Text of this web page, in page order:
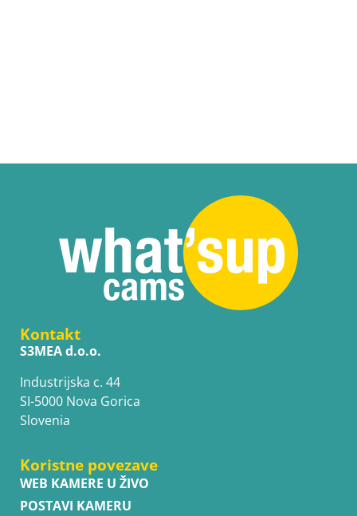
Kontakt
S3MEA d.o.o.
Industrijska c. 44
SI-5000 Nova Gorica
Slovenia
Koristne povezave
WEB KAMERE U ŽIVO
POSTAVI KAMERU